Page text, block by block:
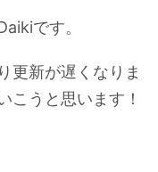
です。
更新が遅くなりま
こうと思います！